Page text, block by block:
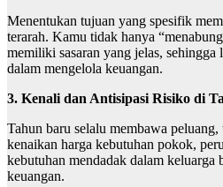
Menentukan tujuan yang spesifik
terarah. Kamu tidak hanya
memiliki sasaran yang jelas,
dalam mengelola keuangan.
3. Kenali dan Antisipasi Risiko di
Tahun baru selalu membawa
kenaikan harga kebutuhan pokok,
kebutuhan mendadak dalam keluarga
keuangan.